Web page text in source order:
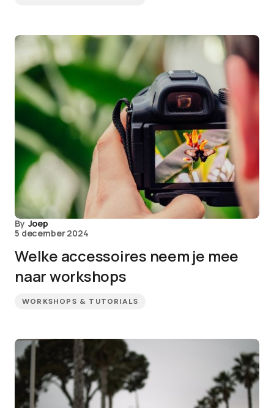
By Joep
5 december 2024
Welke accessoires neem je mee
naar workshops
WORKSHOPS & TUTORIALS